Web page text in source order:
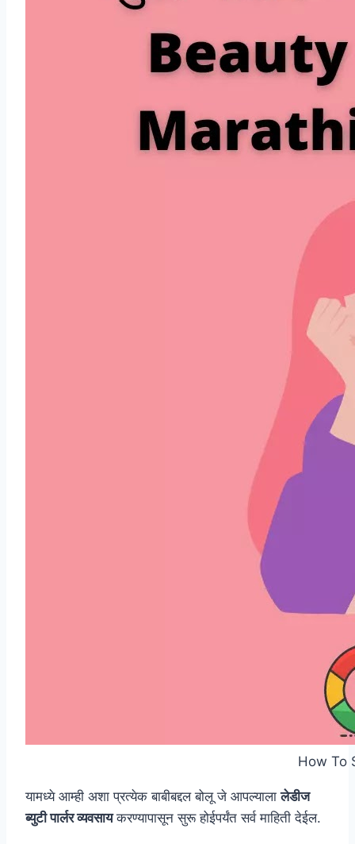
How To
यामध्ये आम्ही अशा प्रत्येक बाबीबद्दल बोलू जे आपल्यालालेडीज
ब्युटी पार्लर व्यवसायकरण्यापासून सुरू होईपर्यंत सर्व माहिती देईल.